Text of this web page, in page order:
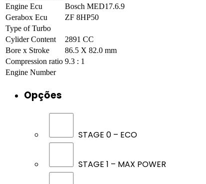
Engine Ecu
Bosch MED17.6.9
Gerabox Ecu
ZF 8HP50
Type of Turbo
Cylider Content
2891 CC
Bore x Stroke
86.5 X 82.0 mm
Compression ratio 9.3 : 1
Engine Number
Opções
STAGE 0 – ECO
STAGE 1 – MAX POWER